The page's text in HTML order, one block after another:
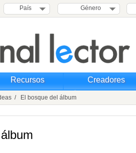
País Género
Recursos Creadores
/ El bosque del álbum